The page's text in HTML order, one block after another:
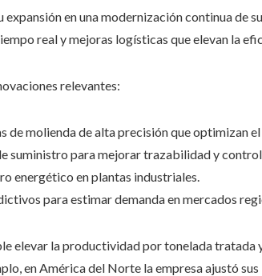
expansión en una modernización continua
real y mejoras logísticas que elevan la
relevantes:
de molienda de alta precisión que optimizan
suministro para mejorar trazabilidad y
energético en plantas industriales.
para estimar demanda en mercados
elevar la productividad por tonelada
en América del Norte la empresa ajustó